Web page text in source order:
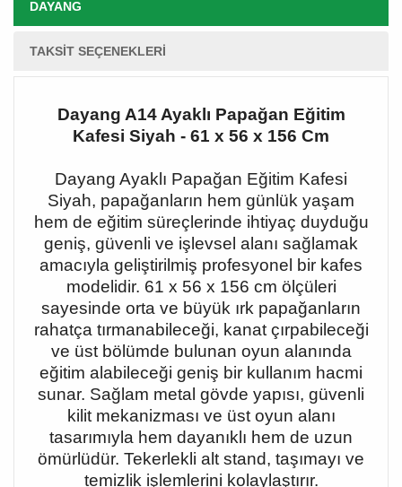
DAYANG
TAKSIT SEÇENEKLERI
Dayang A14 Ayaklı Papağan Eğitim
Kafesi Siyah - 61 x 56 x 156 Cm
Dayang Ayaklı Papağan Eğitim Kafesi
Siyah, papağanların hem günlük yaşam
hem de eğitim süreçlerinde ihtiyaç duyduğu
geniş, güvenli ve işlevsel alanı sağlamak
amacıyla geliştirilmiş profesyonel bir kafes
modelidir. 61 x 56 x 156 cm ölçüleri
sayesinde orta ve büyük ırk papağanların
rahatça tırmanabileceği, kanat çırpabileceği
ve üst bölümde bulunan oyun alanında
eğitim alabileceği geniş bir kullanım hacmi
sunar. Sağlam metal gövde yapısı, güvenli
kilit mekanizması ve üst oyun alanı
tasarımıyla hem dayanıklı hem de uzun
ömürlüdür. Tekerlekli alt stand, taşımayı ve
temizlik işlemlerini kolaylaştırır.